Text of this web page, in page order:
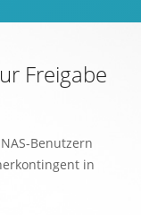
Freigabe
Benutzern
in